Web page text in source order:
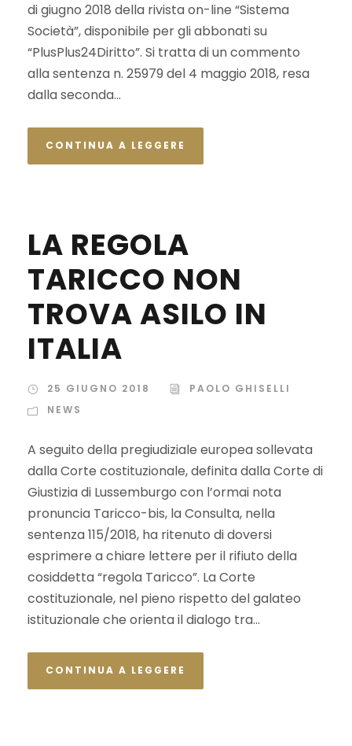
di giugno 2018 della rivista on-line “Sistema
Società”, disponibile per gli abbonati su
“PlusPlus24Diritto”. Si tratta di un commento
alla sentenza n. 25979 del 4 maggio 2018, resa
dalla seconda...
CONTINUA A LEGGERE
LA REGOLA
TARICCO NON
TROVA ASILO IN
ITALIA
25 GIUGNO 2018
PAOLO GHISELLI
NEWS
A seguito della pregiudiziale europea sollevata
dalla Corte costituzionale, definita dalla Corte di
Giustizia di Lussemburgo con l’ormai nota
pronuncia Taricco-bis, la Consulta, nella
sentenza 115/2018, ha ritenuto di doversi
esprimere a chiare lettere per il rifiuto della
cosiddetta “regola Taricco”. La Corte
costituzionale, nel pieno rispetto del galateo
istituzionale che orienta il dialogo tra...
CONTINUA A LEGGERE